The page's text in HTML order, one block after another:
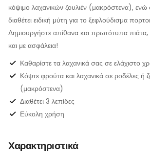
κόψιμο λαχανικών ζουλιέν (μακρόστενα), ενώ
διαθέτει ειδική μύτη για το ξεφλούδισμα
Δημιουργήστε απίθανα και πρωτότυπα
και με ασφάλεια!
Καθαρίστε τα λαχανικά σας σε ελάχιστο
Κόψτε φρούτα και λαχανικά σε ροδέλες ή
(μακρόστενα)
Διαθέτει 3 λεπίδες
Εύκολη χρήση
Χαρακτηριστικά